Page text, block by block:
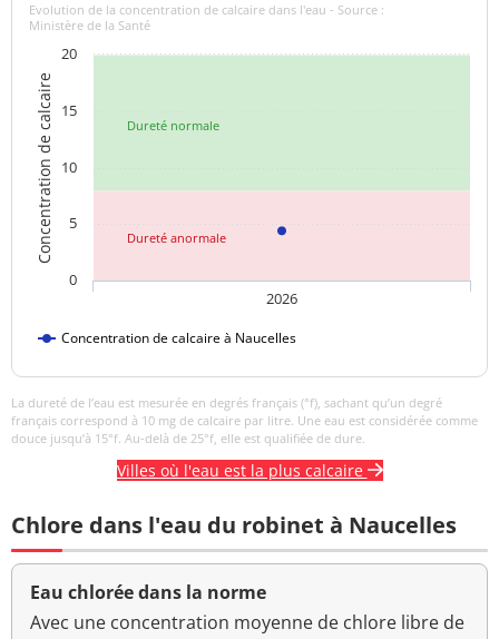
pH 7,0 unité pH
Saveur (qualitatif)
Sulfates
Titre alcalimétrique
Titre alcalimétrique
complet
Température de l'eau 15,8 °C
Titre hydrotimétrique 4,4 °f
Turbidité
néphélométrique NFU
<0,3 NFU
Dureté normale
Dureté anormale
Concentration de calcaire
Evolution de la concentration de calcaire dans l'eau - Source :
Ministère de la Santé
Concentration de calcaire à Naucelles
2026
0
5
10
15
20
La dureté de l’eau est mesurée en degrés français (°f), sachant qu’un degré
français correspond à 10 mg de calcaire par litre. Une eau est considérée comme
douce jusqu’à 15°f. Au-delà de 25°f, elle est qualifiée de dure.
Villes où l'eau est la plus calcaire
Chlore dans l'eau du robinet à Naucelles
Eau chlorée dans la norme
Avec une concentration moyenne de chlore libre de